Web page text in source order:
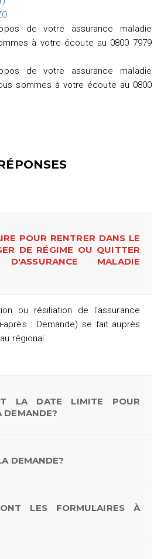
de votre assurance maladie
à votre écoute au 0800 7979
de votre assurance maladie
sommes à votre écoute au 0800
POUR RENTRER DANS LE
DE RÉGIME OU QUITTER
MALADIE
ou résiliation de l’assurance
après : Demande) se fait auprès
régional.
LA DATE LIMITE POUR
DEMANDE?
DEMANDE?
LES FORMULAIRES À